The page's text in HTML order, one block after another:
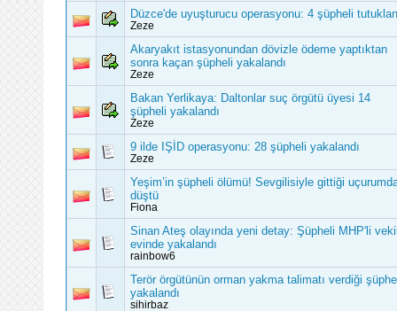
Düzce'de uyuşturucu operasyonu: 4 şüpheli
Zeze
Akaryakıt istasyonundan dövizle ödeme yaptıktan
sonra kaçan şüpheli yakalandı
Zeze
Bakan Yerlikaya: Daltonlar suç örgütü üyesi 14
şüpheli yakalandı
Zeze
9 ilde IŞİD operasyonu: 28 şüpheli yakalandı
Zeze
Yeşim’in şüpheli ölümü! Sevgilisiyle gittiği
düştü
Fiona
Sinan Ateş olayında yeni detay: Şüpheli MHP'li
evinde yakalandı
rainbow6
Terör örgütünün orman yakma talimatı verdiği
yakalandı
sihirbaz